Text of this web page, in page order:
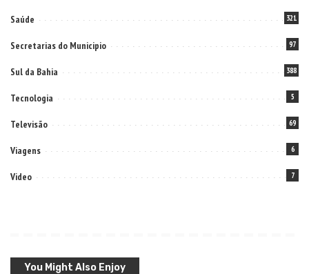
Saúde 321
Secretarias do Municipio 97
Sul da Bahia 388
Tecnologia 5
Televisão 69
Viagens 6
Video 7
You Might Also Enjoy